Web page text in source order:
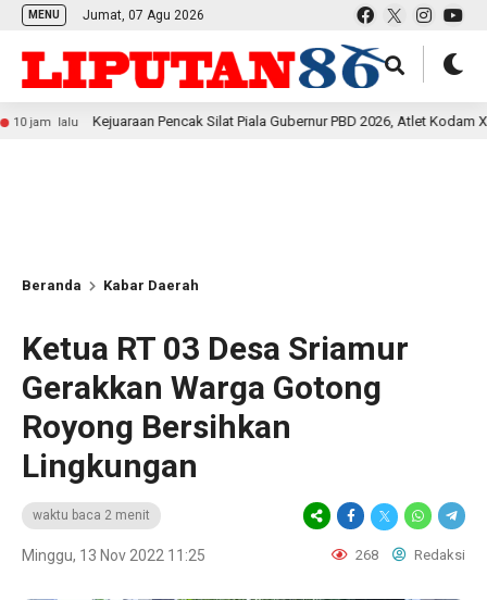
MENU Jumat, 07 Agu 2026
Kejuaraan Pencak Silat Piala Gubernur PBD 2026, Atlet Kodam XVIII Kasuari
Beranda Kabar Daerah
Ketua RT 03 Desa Sriamur
Gerakkan Warga Gotong
Royong Bersihkan
Lingkungan
waktu baca 2 menit
Minggu, 13 Nov 2022 11:25 268 Redaksi